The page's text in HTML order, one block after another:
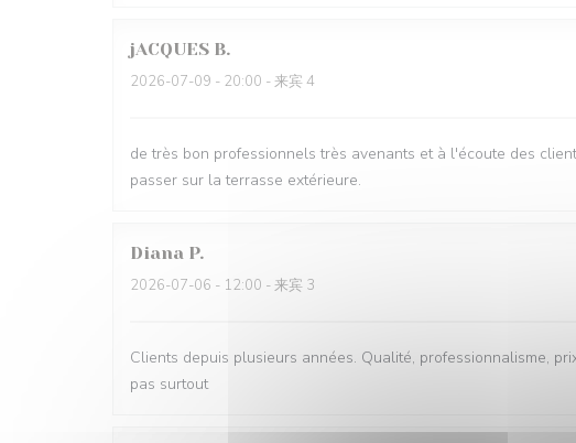
jACQUES B
2026-07-09 - 20:00 - 来宾 4
de très bon professionnels très avenants et à l'écoute des
passer sur la terrasse extérieure.
Diana P
2026-07-06 - 12:00 - 来宾 3
Clients depuis plusieurs années. Qualité, professionnalisme,
pas surtout